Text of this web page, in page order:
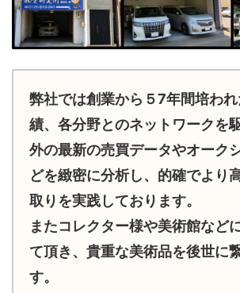
弊社では創業から５7年間培わ
績、各分野とのネットワークを
外の最新の売買データやオーク
どを緻密に分析し、的確でより
取りを実践しております。
またコレクター様や美術館など
て頂き、貴重な美術品を後世に
す。